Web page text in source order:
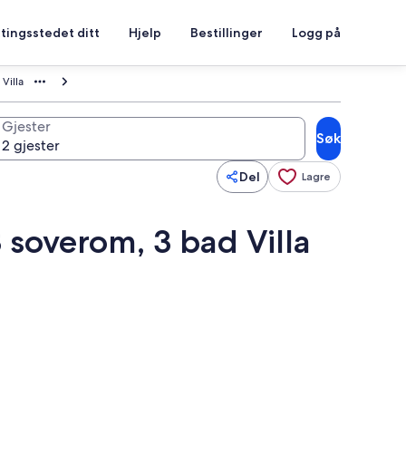
ditt Hjelp Bestillinger Logg på
Villa
Gjester
Søk
Del Lagre
soverom, 3 bad Villa